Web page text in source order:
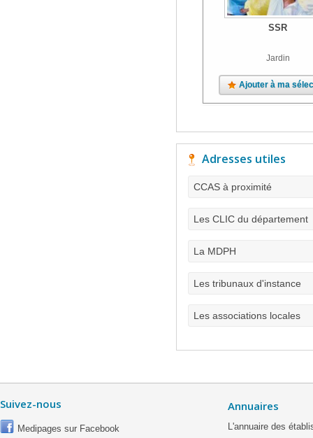
SSR
Jardin
Ajouter à ma
Adresses utiles
CCAS à proximité
Les CLIC du département
La MDPH
Les tribunaux d'instance
Les associations locales
Suivez-nous
Medipages sur Facebook
Annuaires
L'annuaire des